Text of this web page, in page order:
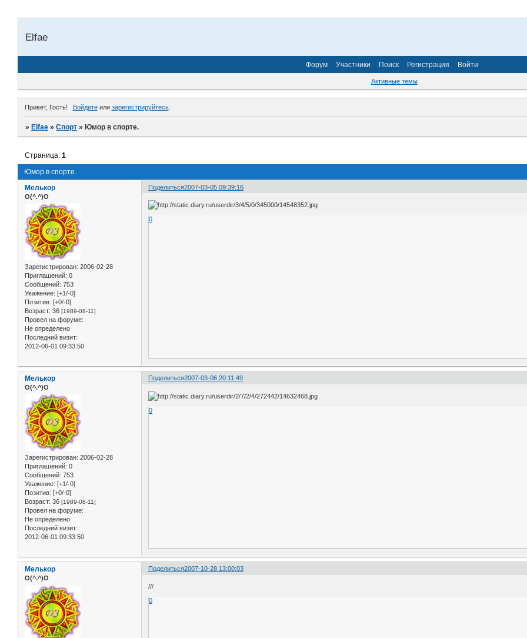
Elfae
Форум Участники Поиск Регистрация Войти
Активные темы
Привет, Гость! Войдитеили зарегистрируйтесь.
»Elfae »Спорт »Юмор в спорте.
Юмор в спорте.
Страница:1
Поделиться2007-03-05 09:39:16
Мелькор
O(^.^)O
Зарегистрирован: 2006-02-28
Приглашений: 0
Сообщений: 753
Уважение: [+1/-0]
Позитив: [+0/-0]
Возраст: 36 [1989-08-11]
Провел на форуме:
Не определено
Последний визит:
2012-06-01 09:33:50
0
Поделиться2007-03-06 20:11:49
Мелькор
O(^.^)O
Зарегистрирован: 2006-02-28
Приглашений: 0
Сообщений: 753
Уважение: [+1/-0]
Позитив: [+0/-0]
Возраст: 36 [1989-08-11]
Провел на форуме:
Не определено
Последний визит:
2012-06-01 09:33:50
0
Поделиться2007-10-28 13:00:03
Мелькор
O(^.^)O
///
0